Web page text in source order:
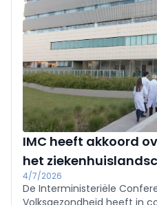
IMC heeft akkoord
het
4/7/2026
De Interministeriële
Volksgezondheid heeft in